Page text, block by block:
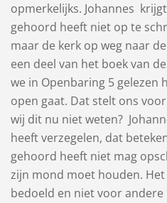
opmerkelijks. Johannes
gehoord heeft niet op te
maar de kerk op weg naar
een deel van het boek van
we in Openbaring 5 gelezen
open gaat. Dat stelt ons
wij dit nu niet weten?
heeft verzegelen, dat
gehoord heeft niet mag
zijn mond moet houden.
bedoeld en niet voor